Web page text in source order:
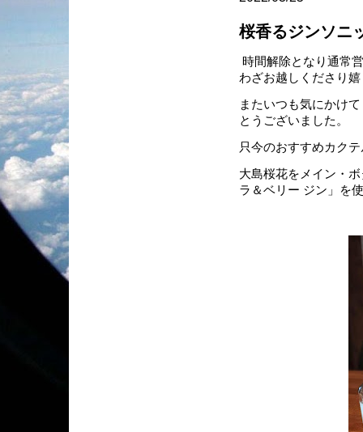
桜香るジンソニ
時間解除となり通常
わざお越しくださり
またいつも気にかけ
とうございました。
只今のおすすめカクテ
大島桜花をメイン・
ラ＆ベリー ジン」を